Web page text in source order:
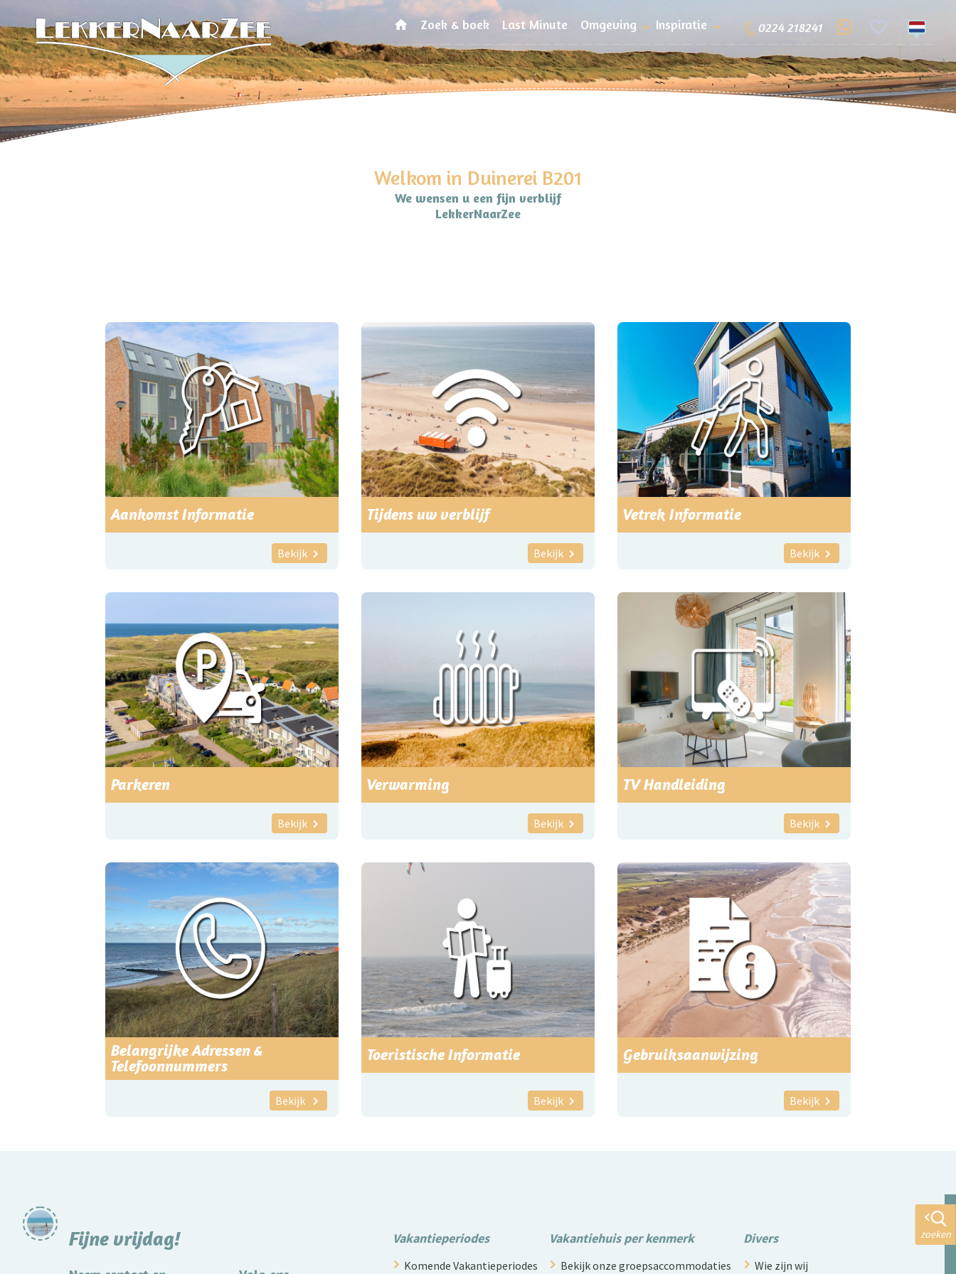
Zoek & boek Last Minute Omgeving Inspiratie 0224 218241
Welkom in Duinerei B201
We wensen u een fijn verblijf
LekkerNaarZee
Aankomst Informatie
Bekijk
Tijdens uw verblijf
Bekijk
Vetrek Informatie
Bekijk
Parkeren
Bekijk
Verwarming
Bekijk
TV Handleiding
Bekijk
Belangrijke Adressen &
Telefoonnummers
Bekijk
Toeristische Informatie
Bekijk
Gebruiksaanwijzing
Bekijk
Fijne vrijdag! Vakantieperiodes
Komende Vakantieperiodes
Vakantiehuis per kenmerk
Bekijk onze groepsaccommodaties
Divers
Wie zijn wij
zoeken